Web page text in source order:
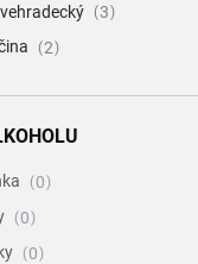
3
2
0
0
0